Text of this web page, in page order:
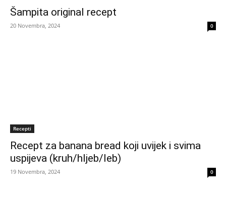
Šampita original recept
20 Novembra, 2024 0
Recepti
Recept za banana bread koji uvijek i svima
uspijeva (kruh/hljeb/leb)
19 Novembra, 2024 0